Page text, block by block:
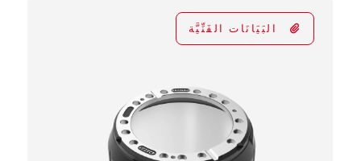
البَيَانَات الفَنِّيَّة